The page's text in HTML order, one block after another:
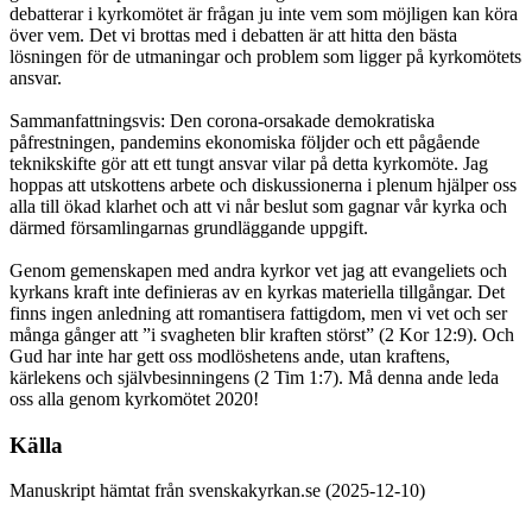
debatterar i kyrkomötet är frågan ju inte vem som möjligen kan köra
över vem. Det vi brottas med i debatten är att hitta den bästa
lösningen för de utmaningar och problem som ligger på kyrkomötets
ansvar.
Sammanfattningsvis: Den corona-orsakade demokratiska
påfrestningen, pandemins ekonomiska följder och ett pågående
teknikskifte gör att ett tungt ansvar vilar på detta kyrkomöte. Jag
hoppas att utskottens arbete och diskussionerna i plenum hjälper oss
alla till ökad klarhet och att vi når beslut som gagnar vår kyrka och
därmed församlingarnas grundläggande uppgift.
Genom gemenskapen med andra kyrkor vet jag att evangeliets och
kyrkans kraft inte definieras av en kyrkas materiella tillgångar. Det
finns ingen anledning att romantisera fattigdom, men vi vet och ser
många gånger att ”i svagheten blir kraften störst” (2 Kor 12:9). Och
Gud har inte har gett oss modlöshetens ande, utan kraftens,
kärlekens och självbesinningens (2 Tim 1:7). Må denna ande leda
oss alla genom kyrkomötet 2020!
Källa
Manuskript hämtat från svenskakyrkan.se (2025-12-10)